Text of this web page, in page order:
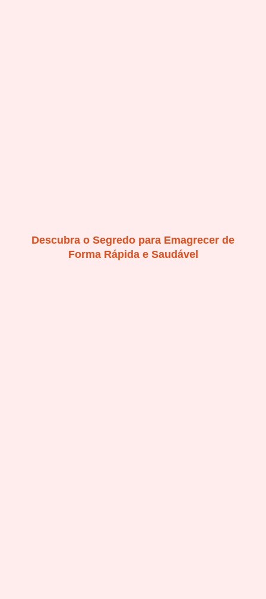
Descubra o Segredo para Emagrecer de
Forma Rápida e Saudável